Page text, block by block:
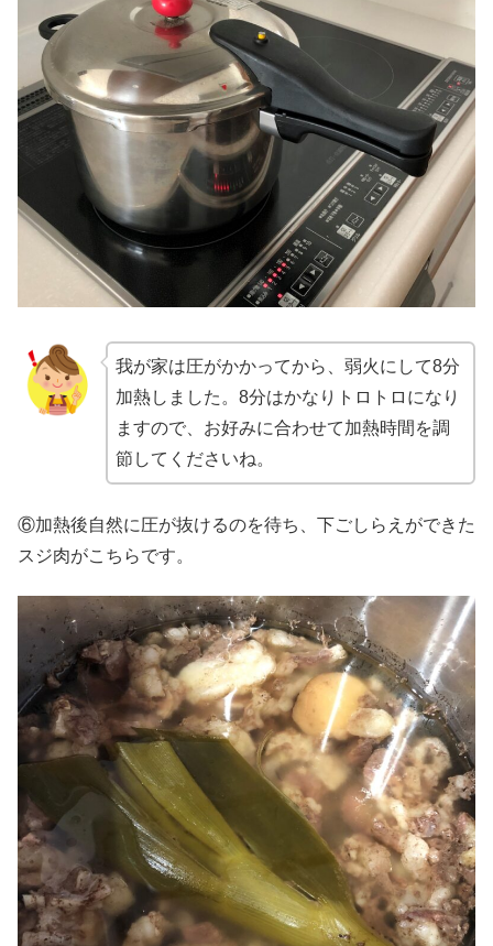
我が家は圧がかかってから、弱火にして8分
加熱しました。8分はかなりトロトロになり
ますので、お好みに合わせて加熱時間を調
節してくださいね。
⑥加熱後自然に圧が抜けるのを待ち、下ごしらえができた
スジ肉がこちらです。